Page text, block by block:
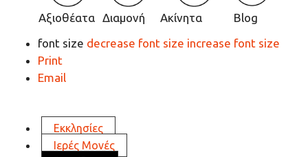
Αξιοθέατα Διαμονή Ακίνητα
Blog
font size decrease font size increase font size
Print
Email
Εκκλησίες
Ιερές Μονές